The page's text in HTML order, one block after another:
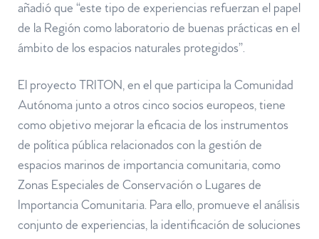
añadió que “este tipo de experiencias refuerzan el papel
de la Región como laboratorio de buenas prácticas en el
ámbito de los espacios naturales protegidos”.
El proyecto TRITON, en el que participa la Comunidad
Autónoma junto a otros cinco socios europeos, tiene
como objetivo mejorar la eficacia de los instrumentos
de política pública relacionados con la gestión de
espacios marinos de importancia comunitaria, como
Zonas Especiales de Conservación o Lugares de
Importancia Comunitaria. Para ello, promueve el análisis
conjunto de experiencias, la identificación de soluciones